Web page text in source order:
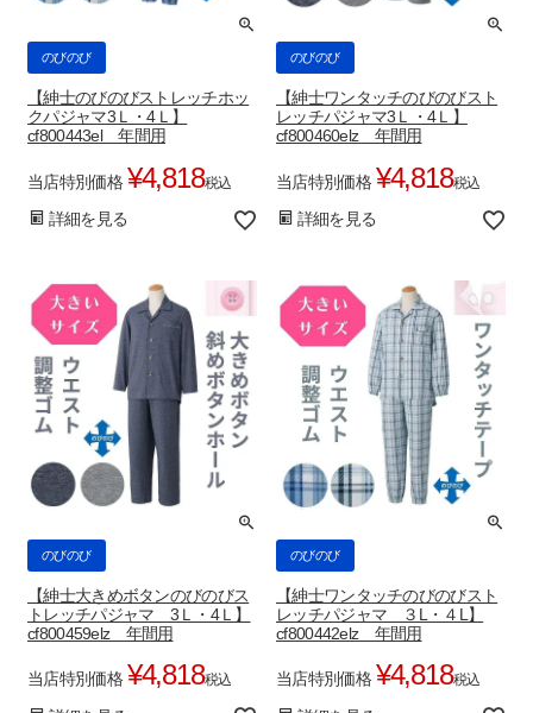
のびのび
【紳士のびのびストレッチホッ
クパジャマ3Ｌ・4Ｌ】
cf800443el 年間用
当店特別価格 ¥4,818税込
詳細を見る
のびのび
【紳士ワンタッチのびのびスト
レッチパジャマ3Ｌ・4Ｌ】
cf800460elz 年間用
当店特別価格 ¥4,818税込
詳細を見る
のびのび
【紳士大きめボタンのびのびス
トレッチパジャマ 3Ｌ・4Ｌ】
cf800459elz 年間用
当店特別価格 ¥4,818税込
のびのび
【紳士ワンタッチのびのびスト
レッチパジャマ ３L・４L】
cf800442elz 年間用
当店特別価格 ¥4,818税込